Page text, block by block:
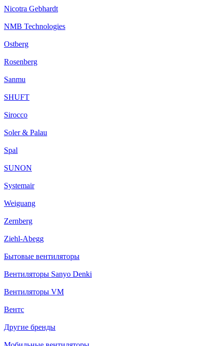
Nicotra Gebhardt
NMB Technologies
Ostberg
Rosenberg
Sanmu
SHUFT
Sirocco
Soler & Palau
Spal
SUNON
Systemair
Weiguang
Zernberg
Ziehl-Abegg
Бытовые вентиляторы
Вентиляторы Sanyo Denki
Вентиляторы VM
Вентс
Другие бренды